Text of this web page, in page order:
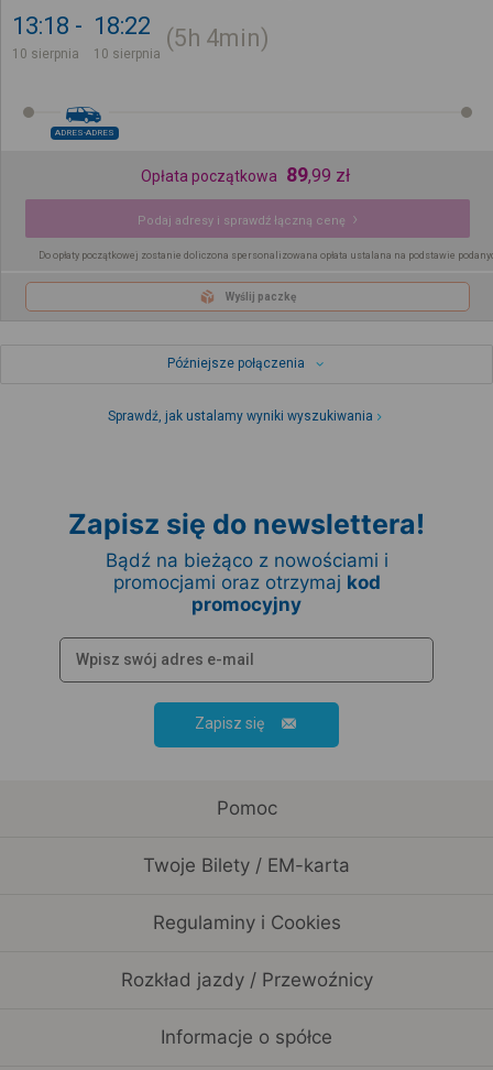
13:18
10 sierpnia
18:22
10 sierpnia
5h 4min
ADRES-ADRES
Opłata początkowa 89,99 zł
Podaj adresy i sprawdź łączną cenę
Do opłaty początkowej zostanie doliczona spersonalizowana opłata ustalana na podstawie
Wyślij paczkę
Późniejsze połączenia
Sprawdź, jak ustalamy wyniki wyszukiwania
Zapisz się do newslettera!
Bądź na bieżąco z nowościami i
promocjami oraz otrzymaj kod
promocyjny
Zapisz się
Pomoc
Twoje Bilety / EM-karta
Regulaminy i Cookies
Rozkład jazdy / Przewoźnicy
Informacje o spółce